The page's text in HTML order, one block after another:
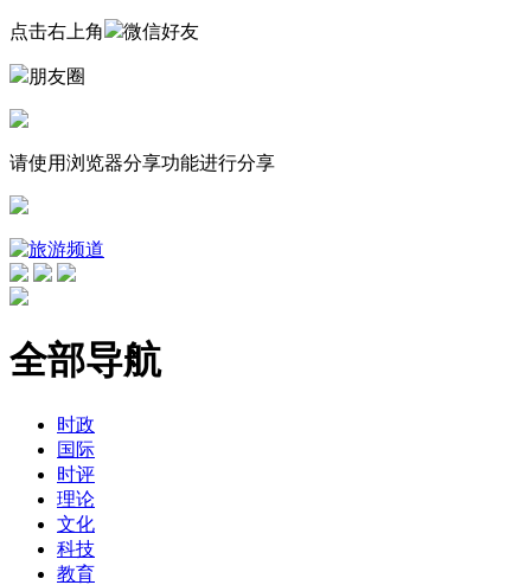
点击右上角 微信好友
朋友圈
请使用浏览器分享功能进行分享
全部导航
时政
国际
时评
理论
文化
科技
教育